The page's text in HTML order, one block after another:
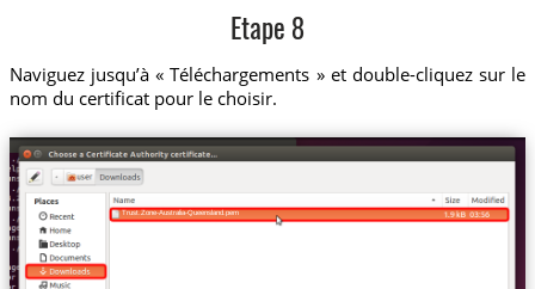
Etape 8
Naviguez jusqu’à « Téléchargements » et double-cliquez sur le
nom du certificat pour le choisir.
Trust.Zone-Australia-Queensland.pem